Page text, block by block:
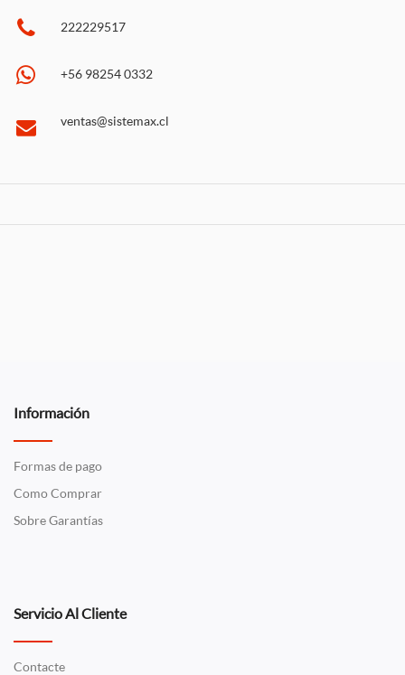
222229517
+56 98254 0332
ventas@sistemax.cl
Información
Formas de pago
Como Comprar
Sobre Garantías
Servicio Al Cliente
Contacte